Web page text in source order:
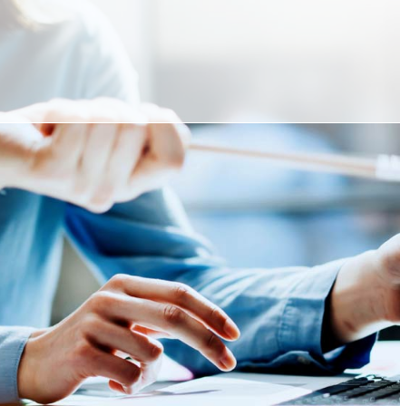
VERSICHERUNGSMANAGEMENT
UNSERE LÖSUNGEN
LEISTUNGEN
VERSICHERUNGSRECHNER
ÜBER UNS